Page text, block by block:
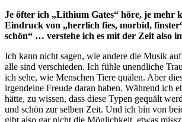
Je öfter ich „Lithium Gates“ höre, je mehr
Eindruck von „herrlich fies, morbid,
schön“ … verstehe ich es mit der Zeit also
Ich kann nicht sagen, wie andere die Musik
alle sind verschieden. Ich fühle unendliche
ich sehe, wie Menschen Tiere quälen. Aber
irgendeine Freude daran haben. Während ich
hätte, zu wissen, dass diese Typen gequält
und schön zur selben Zeit. Und ich bin von
gibt also gar nicht die Möglichkeit, etwas